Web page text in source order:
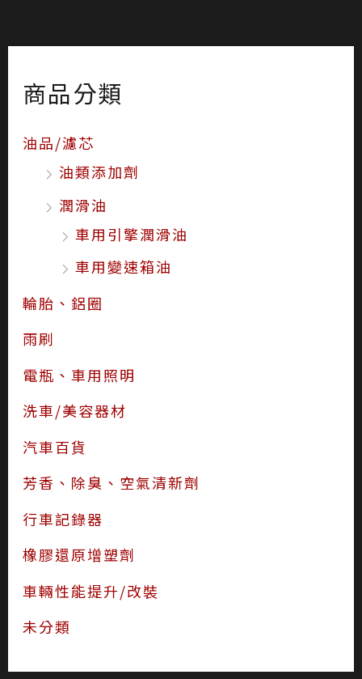
商品分類
油品/濾芯
油類添加劑
潤滑油
車用引擎潤滑油
車用變速箱油
輪胎、鋁圈
雨刷
電瓶、車用照明
洗車/美容器材
汽車百貨
芳香、除臭、空氣清新劑
行車記錄器
橡膠還原增塑劑
車輛性能提升/改裝
未分類